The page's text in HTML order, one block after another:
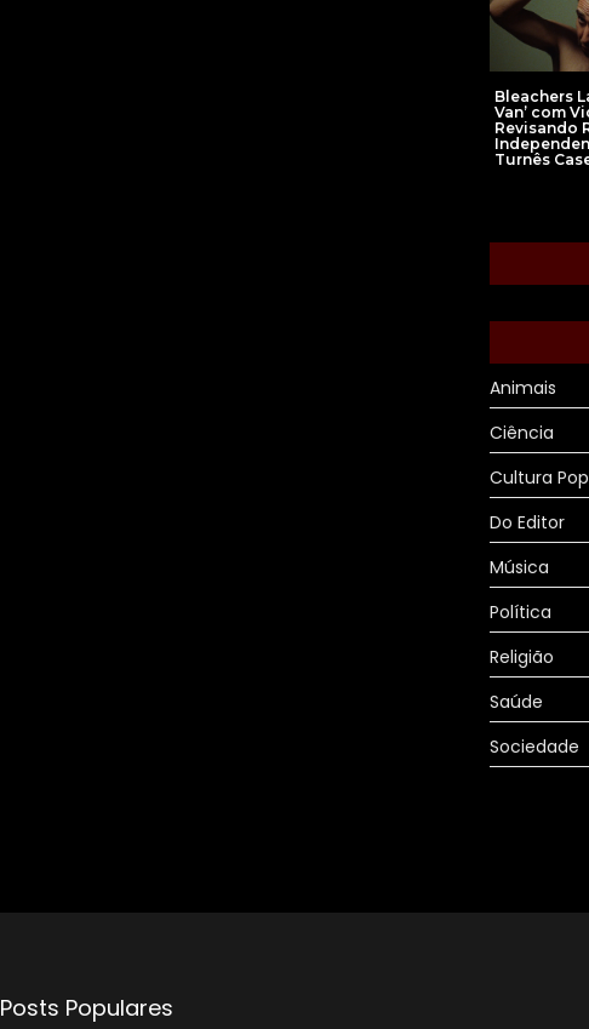
Bleachers
Van’ com
Revisando
Turnês
Animais
Ciência
Cultura Pop
Do Editor
Música
Política
Religião
Saúde
Sociedade
Posts Populares